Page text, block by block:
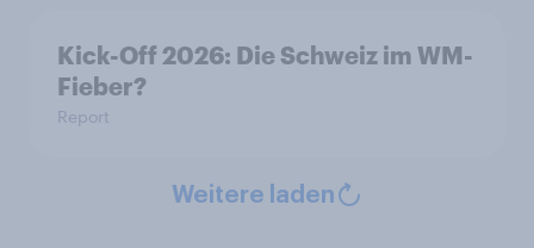
Kick-Off 2026: Die Schweiz im WM-
Fieber?​
Report
Weitere laden